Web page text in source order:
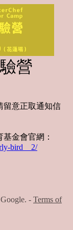
營
留意正取通知信
金會官網：
bird__2/
- Terms of